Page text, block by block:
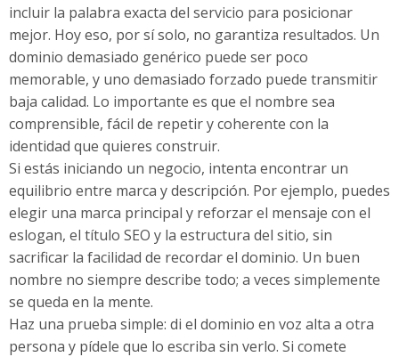
incluir la palabra exacta del servicio para posicionar
mejor. Hoy eso, por sí solo, no garantiza resultados. Un
dominio demasiado genérico puede ser poco
memorable, y uno demasiado forzado puede transmitir
baja calidad. Lo importante es que el nombre sea
comprensible, fácil de repetir y coherente con la
identidad que quieres construir.
Si estás iniciando un negocio, intenta encontrar un
equilibrio entre marca y descripción. Por ejemplo, puedes
elegir una marca principal y reforzar el mensaje con el
eslogan, el título SEO y la estructura del sitio, sin
sacrificar la facilidad de recordar el dominio. Un buen
nombre no siempre describe todo; a veces simplemente
se queda en la mente.
Haz una prueba simple: di el dominio en voz alta a otra
persona y pídele que lo escriba sin verlo. Si comete